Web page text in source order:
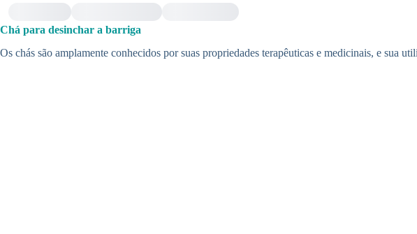
Chá para desinchar a barriga
Os chás são amplamente conhecidos por suas propriedades terapêuticas e medicinais, e sua